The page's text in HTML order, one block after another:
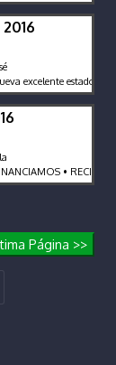
2016
excelente estado
•
Página >>